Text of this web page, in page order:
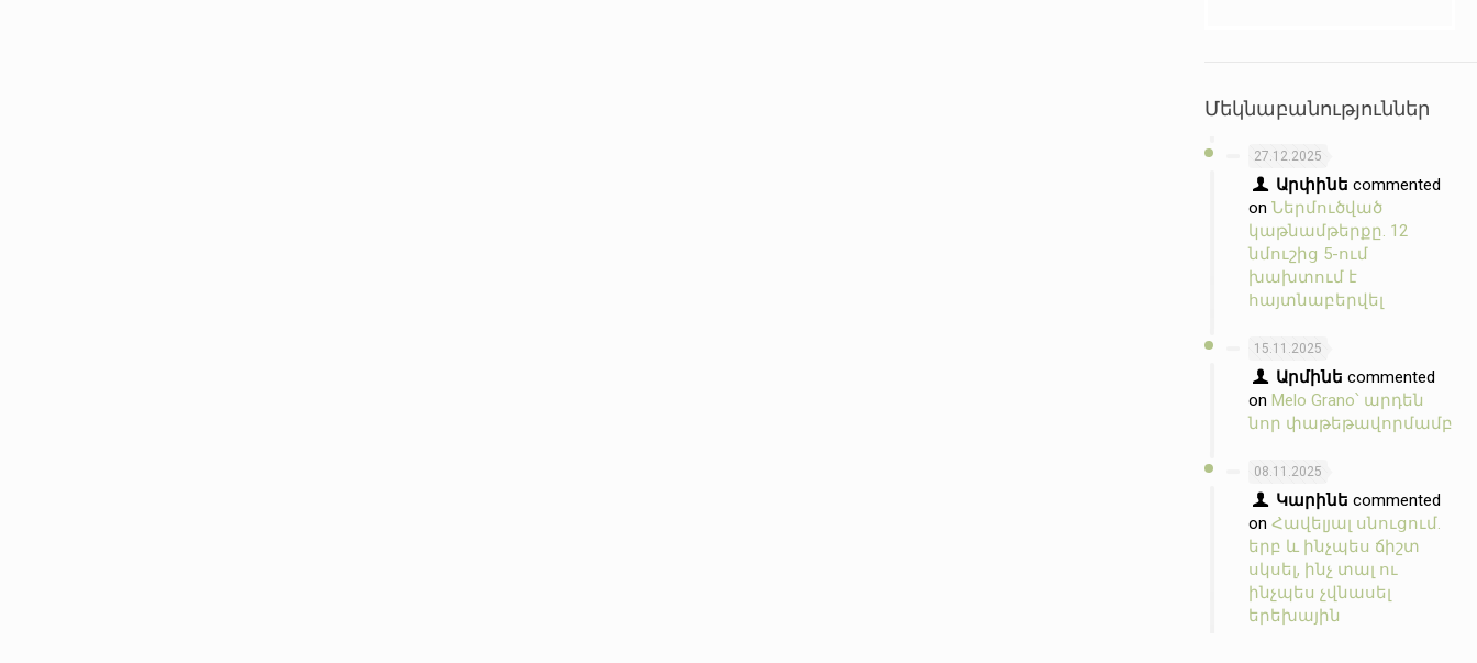
Մեկնաբանություններ
27.12.2025
Արփինե commented
onՆերմուծված
կաթնամթերքը. 12
նմուշից 5-ում
խախտում է
հայտնաբերվել
15.11.2025
Արմինե commented
onMelo Grano՝ արդեն
նոր փաթեթավորմամբ
08.11.2025
Կարինե commented
onՀավելյալ սնուցում.
երբ և ինչպես ճիշտ
սկսել, ինչ տալ ու
ինչպես չվնասել
երեխային